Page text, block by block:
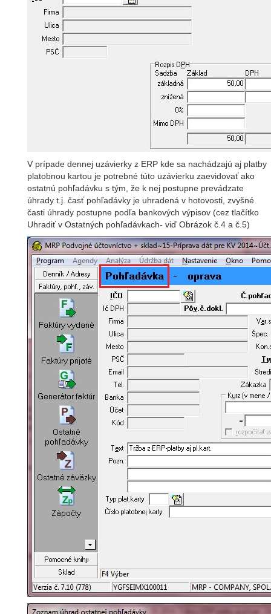
V prípade dennej uzávierky z ERP kde sa nachádzajú aj platby
platobnou kartou je potrebné túto uzávierku zaevidovať ako
ostatnú pohľadávku s tým, že k nej postupne prevádzate
úhrady t.j. časť pohľadávky je uhradená v hotovosti, zvyšné
časti úhrady postupne podľa bankových výpisov (cez tlačítko
Uhradiť v Ostatných pohľadávkach- viď Obrázok č.4 a č.5)